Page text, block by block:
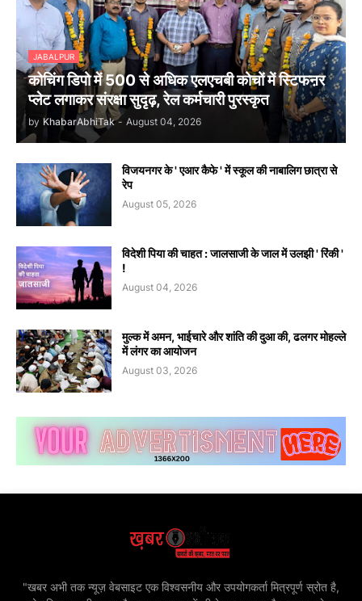
JABALPUR
कोचिंग डिपो में 500 से अधिक एलएचबी कोचों में स्टिफऩर
प्लेट लगाकर संरक्षा सुदृढ़, रेल कर्मचारी पुरस्कृत
by KhabarAbhiTak - August 04, 2026
विजयनगर के ' एआर कैफे ' में स्कूल की नाबालिग छात्रा से
रेप
August 05, 2026
विदेशी पिया की चाहत : जालसाजी के जाल में उलझी ' रिंकी '
!
August 04, 2026
मुल्क में अमन, भाईचारे और शांति की दुआ की, ढलगर मोहल्ले
में लंगर का आयोजन
August 03, 2026
"खबर अभी तक न्यूज़ वेबसाइट एक विश्वसनीय और उपयोगकर्ता मित्रपूर्ण स्रोत है,